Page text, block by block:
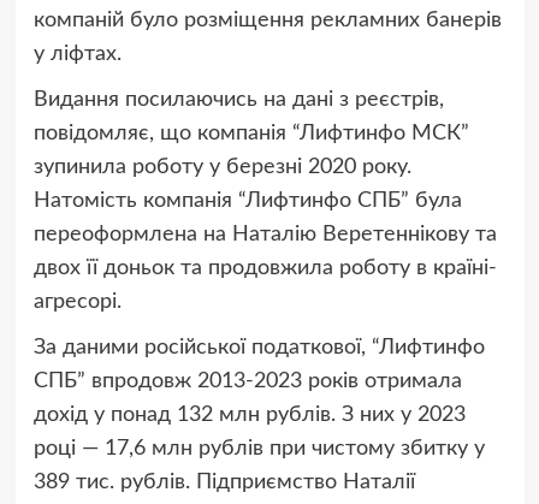
компаній було розміщення рекламних банерів
у ліфтах.
Видання посилаючись на дані з реєстрів,
повідомляє, що компанія “Лифтинфо МСК”
зупинила роботу у березні 2020 року.
Натомість компанія “Лифтинфо СПБ” була
переоформлена на Наталію Веретеннікову та
двох її доньок та продовжила роботу в країні-
агресорі.
За даними російської податкової, “Лифтинфо
СПБ” впродовж 2013-2023 років отримала
дохід у понад 132 млн рублів. З них у 2023
році — 17,6 млн рублів при чистому збитку у
389 тис. рублів. Підприємство Наталії